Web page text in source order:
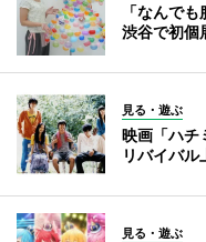
「なんで
渋谷で初個
見る・遊ぶ
映画「ハチ
リバイバル
見る・遊ぶ